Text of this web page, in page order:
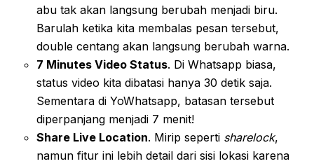
abu tak akan langsung berubah menjadi biru.
Barulah ketika kita membalas pesan tersebut,
double centang akan langsung berubah warna.
7 Minutes Video Status. Di Whatsapp biasa,
status video kita dibatasi hanya 30 detik saja.
Sementara di YoWhatsapp, batasan tersebut
diperpanjang menjadi 7 menit!
Share Live Location. Mirip seperti sharelock,
namun fitur ini lebih detail dari sisi lokasi karena